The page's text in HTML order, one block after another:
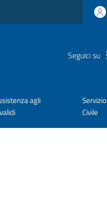
Seguici su
agli
Servizio
Civile